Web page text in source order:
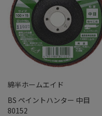
綿半ホームエイド
BS ペイントハンター 中目
80152